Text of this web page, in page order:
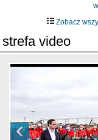
Zobacz
strefa video
Ni To Ponk - W
sixf33t .Last Year
Włocławek
XXIII Sesja Rady
kadencji w dniu